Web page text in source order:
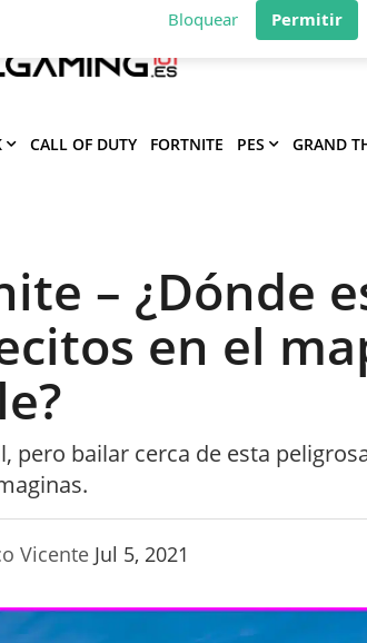
Deja que Gfinity Digital Network te envíe
notificaciones de los mejores artículos.
CALL OF DUTY FORTNITE PES GRAND
– ¿Dónde
en el
pero bailar cerca de esta
Vicente Jul 5, 2021